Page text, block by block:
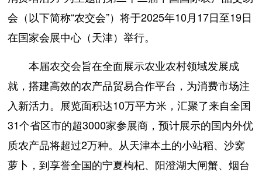
会（以下简称“农交会”）将于2025年10月17日至19日
在国家会展中心（天津）举行。
本届农交会旨在全面展示农业农村领域发展成
就，搭建高效的农产品贸易合作平台，为消费市场注
入新活力。展览面积达10万平方米，汇聚了来自全国
31个省区市的超3000家参展商，预计展示的国内外优
质农产品将超过2万种。从天津本土的小站稻、沙窝
萝卜，到享誉全国的宁夏枸杞、阳澄湖大闸蟹、烟台